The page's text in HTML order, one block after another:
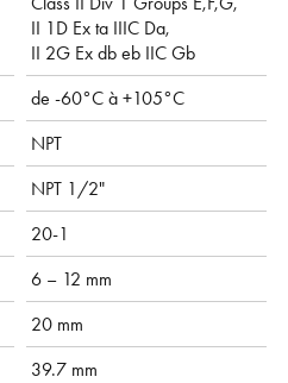
II 1D Ex ta IIIC Da,
II 2G Ex db eb IIC Gb
de -60°C à +105°C
NPT
NPT 1/2"
20-1
6 – 12 mm
20 mm
39.7 mm